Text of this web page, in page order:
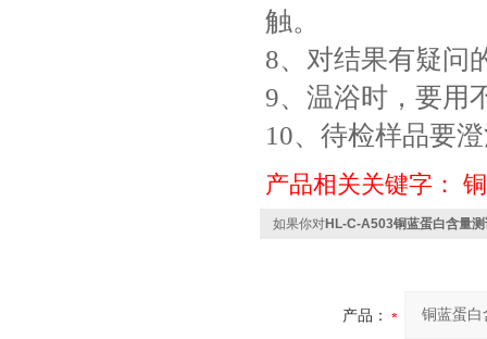
触。
8、对结果有疑问
9、温浴时，要用
10、待检样品要
产品相关关键字：
如果你对HL-C-A503铜蓝蛋白含量
产品：